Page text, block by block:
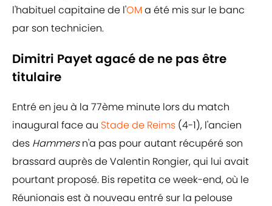
l'habituel capitaine de l'OMa été mis sur le banc
par son technicien.
Dimitri Payet agacé de ne pas être
titulaire
Entré en jeu à la 77ème minute lors du match
inaugural face au Stade de Reims (4-1), l'ancien
des Hammersn'a pas pour autant récupéré son
brassard auprès de Valentin Rongier, qui lui avait
pourtant proposé. Bis repetita ce week-end, où le
Réunionais est à nouveau entré sur la pelouse